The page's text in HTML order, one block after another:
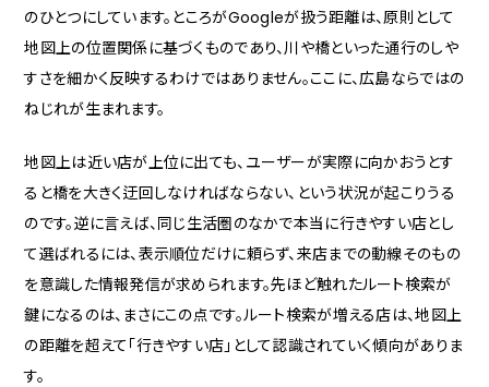
のひとつにしています。ところがGoogleが扱う距離は、原則として
地図上の位置関係に基づくものであり、川や橋といった通行のしや
すさを細かく反映するわけではありません。ここに、広島ならではの
ねじれが生まれます。
地図上は近い店が上位に出ても、ユーザーが実際に向かおうとす
ると橋を大きく迂回しなければならない、という状況が起こりうる
のです。逆に言えば、同じ生活圏のなかで本当に行きやすい店とし
て選ばれるには、表示順位だけに頼らず、来店までの動線そのもの
を意識した情報発信が求められます。先ほど触れたルート検索が
鍵になるのは、まさにこの点です。ルート検索が増える店は、地図上
の距離を超えて「行きやすい店」として認識されていく傾向がありま
す。